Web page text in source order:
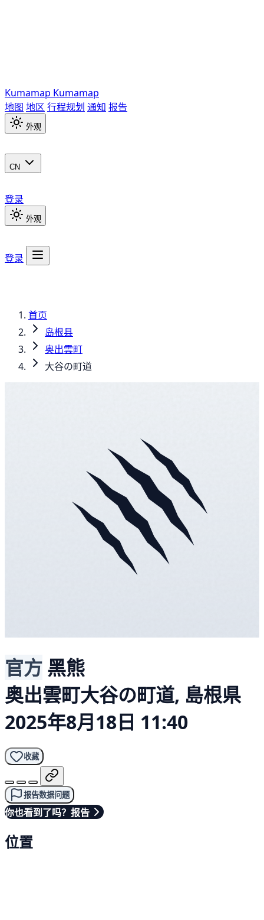
Kumamap Kumamap
地图 地区 行程规划 通知 报告
外观
CN
登录
外观
登录
首页
岛根县
奥出雲町
大谷の町道
官方 黑熊
奥出雲町大谷の町道, 島根県
2025年8月18日 11:40
收藏
报告数据问题
你也看到了吗？报告
位置